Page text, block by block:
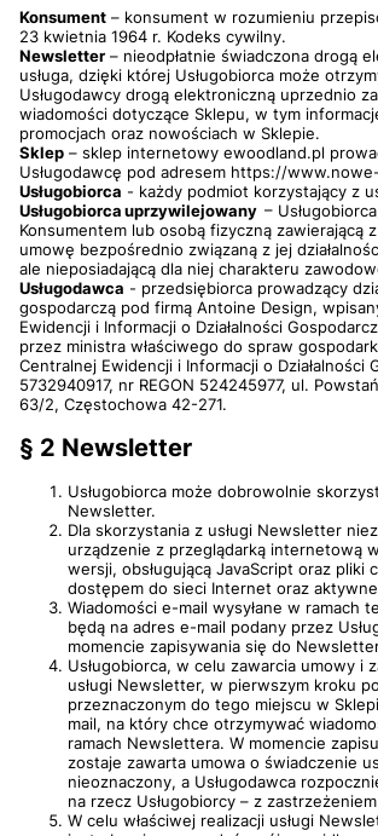
Konsument – konsument w rozumieniu
23 kwietnia 1964 r. Kodeks cywilny.
Newsletter – nieodpłatnie świadczona drogą
usługa, dzięki której Usługobiorca może
Usługodawcy drogą elektroniczną uprzednio
wiadomości dotyczące Sklepu, w tym
promocjach oraz nowościach w Sklepie.
Sklep – sklep internetowy ewoodland.pl
Usługodawcę pod adresem https://
Usługobiorca - każdy podmiot korzystający z
Usługobiorca uprzywilejowany –
Konsumentem lub osobą fizyczną zawierającą
umowę bezpośrednio związaną z jej
ale nieposiadającą dla niej charakteru
Usługodawca - przedsiębiorca prowadzący
gospodarczą pod firmą Antoine Design,
Ewidencji i Informacji o Działalności
przez ministra właściwego do spraw
Centralnej Ewidencji i Informacji o Działalności
5732940917, nr REGON 524245977, ul.
63/2, Częstochowa 42-271.
§ 2 Newsletter
Usługobiorca może dobrowolnie
Newsletter.
Dla skorzystania z usługi Newsletter
urządzenie z przeglądarką internetową
wersji, obsługującą JavaScript oraz pliki
dostępem do sieci Internet oraz
Wiadomości e-mail wysyłane w ramach
będą na adres e-mail podany przez
momencie zapisywania się do
Usługobiorca, w celu zawarcia umowy i
usługi Newsletter, w pierwszym kroku
przeznaczonym do tego miejscu w
mail, na który chce otrzymywać
ramach Newslettera. W momencie
zostaje zawarta umowa o świadczenie
nieoznaczony, a Usługodawca
na rzecz Usługobiorcy – z
W celu właściwej realizacji usługi